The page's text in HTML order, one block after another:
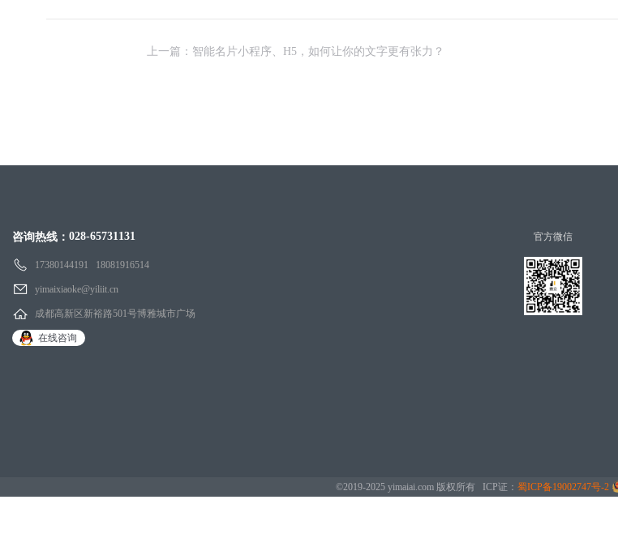
上一篇：智能名片小程序、H5，如何让你的文字更有张力？
咨询热线： 028-65731131
17380144191 18081916514
yimaixiaoke@yiliit.cn
成都高新区新裕路501号博雅城市广场
在线咨询
官方微信
©2019-2025 yimaiai.com 版权所有 ICP证： 蜀ICP备19002747号-2